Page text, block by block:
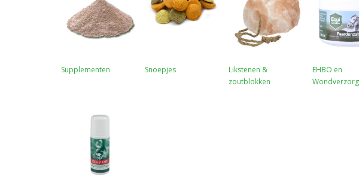
Supplementen Snoepjes
Likstenen &
zoutblokken
EHBO en